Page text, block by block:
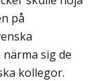
på
sig de
kollegor.